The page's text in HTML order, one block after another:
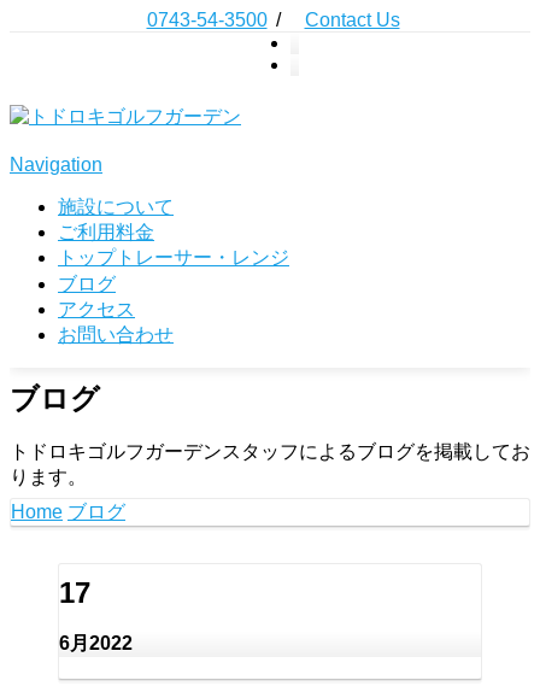
0743-54-3500 / Contact Us
Navigation
施設について
ご利用料金
トップトレーサー・レンジ
ブログ
アクセス
お問い合わせ
ブログ
トドロキゴルフガーデンスタッフによるブログを掲載してお
ります。
Home ブログ
17
6月 2022